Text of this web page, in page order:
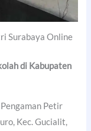
Surabaya Online
di Kabupaten
Petir
Kec. Gucialit,